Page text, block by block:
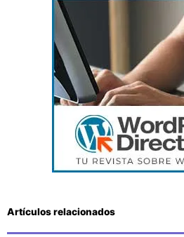
Artículos relacionados